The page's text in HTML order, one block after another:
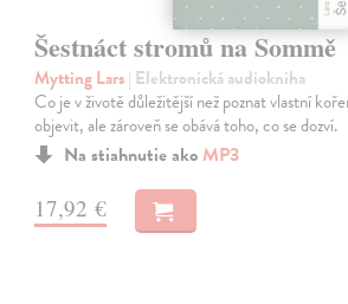
Šestnáct stromů na Sommě
Mytting Lars| Elektronická audiokniha
Co je v životě důležitější než poznat vlastní
objevit, ale zároveň se obává toho, co se dozví.
Na stiahnutie ako MP3
17,92 €